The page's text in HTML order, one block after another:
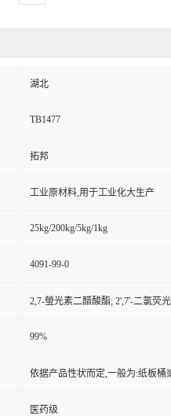
湖北
TB1477
拓邦
工业原材料,用于工业化大生产
25kg/200kg/5kg/1kg
4091-99-0
2,7-螢光素二醋酸酯; 2',7'-二氯荧
99%
依据产品性状而定,一般为:纸板桶
医药级